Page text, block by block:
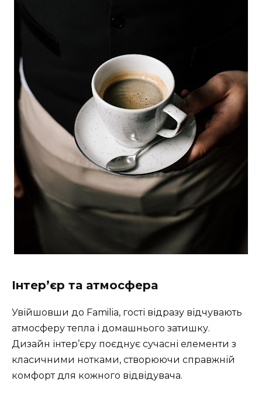
Інтер’єр та атмосфера
Увійшовши до Familia, гості відразу відчувають
атмосферу тепла і домашнього затишку.
Дизайн інтер’єру поєднує сучасні елементи з
класичними нотками, створюючи справжній
комфорт для кожного відвідувача.